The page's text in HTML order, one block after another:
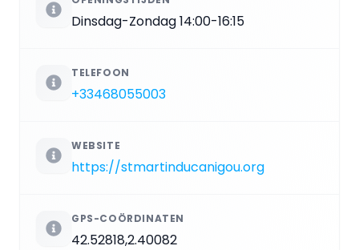
Dinsdag-Zondag 14:00-16:15
TELEFOON
+33468055003
WEBSITE
https://stmartinducanigou.org
GPS-COÖRDINATEN
42.52818,2.40082